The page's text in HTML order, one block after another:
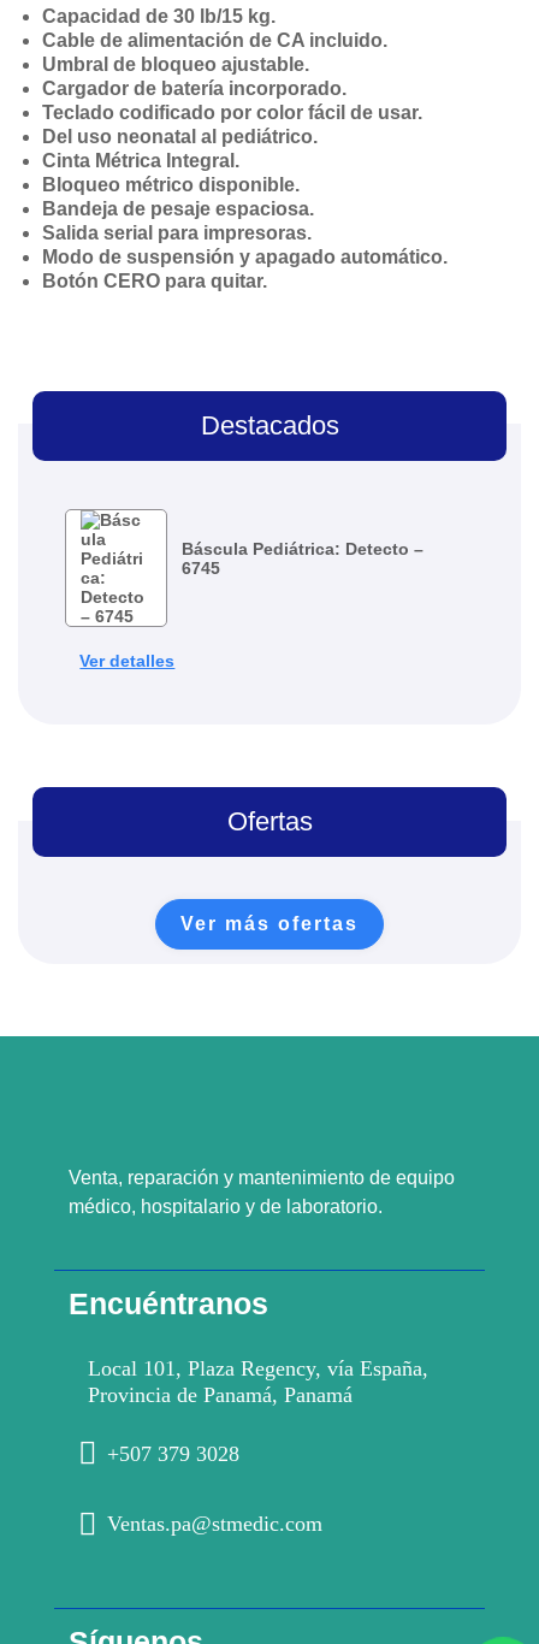
Capacidad de 30 lb/15 kg.
Cable de alimentación de CA incluido.
Umbral de bloqueo ajustable.
Cargador de batería incorporado.
Teclado codificado por color fácil de usar.
Del uso neonatal al pediátrico.
Cinta Métrica Integral.
Bloqueo métrico disponible.
Bandeja de pesaje espaciosa.
Salida serial para impresoras.
Modo de suspensión y apagado automático.
Botón CERO para quitar.
Destacados
Báscula Pediátrica: Detecto –
6745
Ver detalles
Ofertas
Ver más ofertas
Venta, reparación y mantenimiento de equipo
médico, hospitalario y de laboratorio.
Encuéntranos
Local 101, Plaza Regency, vía España,
Provincia de Panamá, Panamá
+507 379 3028
Ventas.pa@stmedic.com